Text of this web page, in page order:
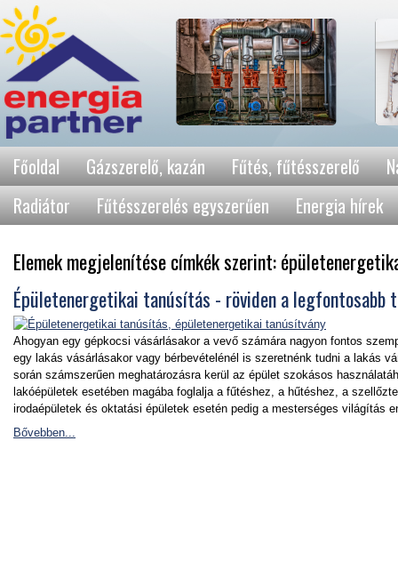
Főoldal Gázszerelő, kazán Fűtés, fűtésszerelő
Radiátor
Fűtésszerelés egyszerűen Energia hírek
Elemek megjelenítése címkék szerint:
Épületenergetikai tanúsítás - röviden a legfontosabb
Ahogyan egy gépkocsi vásárlásakor a vevő számára nagyon fontos
egy lakás vásárlásakor vagy bérbevételénél is szeretnénk tudni a lakás
során számszerűen meghatározásra kerül az épület szokásos
lakóépületek esetében magába foglalja a fűtéshez, a hűtéshez, a
irodaépületek és oktatási épületek esetén pedig a mesterséges világítás
Bővebben...